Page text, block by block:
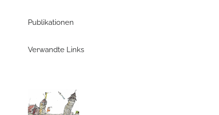
Publikationen
Verwandte Links